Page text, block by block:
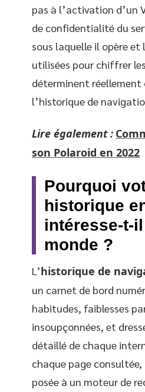
pas à l’activation d’un
de confidentialité du
sous laquelle il opère et
utilisées pour chiffrer
déterminent réellement
l’historique de
Lire également :
son Polaroid en 2022
Pourquoi
historique
intéresse-t-
monde ?
L’historique de
un carnet de bord
habitudes, faiblesses
insoupçonnées, et
détaillé de chaque
chaque page
posée à un moteur de